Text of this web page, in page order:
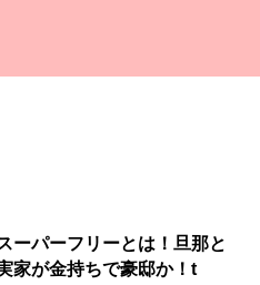
ーパーフリーとは！旦那と
家が金持ちで豪邸か！t